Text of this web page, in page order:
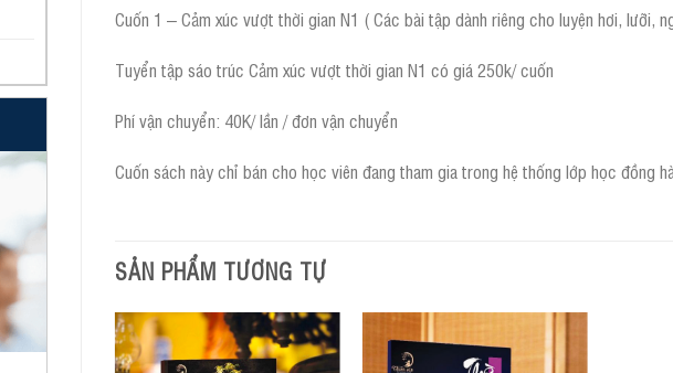
Cuốn 1 – Cảm xúc vượt thời gian N1 ( Các bài tập dành riêng cho luyện hơi, lưỡi,
Tuyển tập sáo trúc Cảm xúc vượt thời gian N1 có giá 250k/ cuốn
Phí vận chuyển: 40K/ lần / đơn vận chuyển
Cuốn sách này chỉ bán cho học viên đang tham gia trong hệ thống lớp học đồng
SẢN PHẨM TƯƠNG TỰ